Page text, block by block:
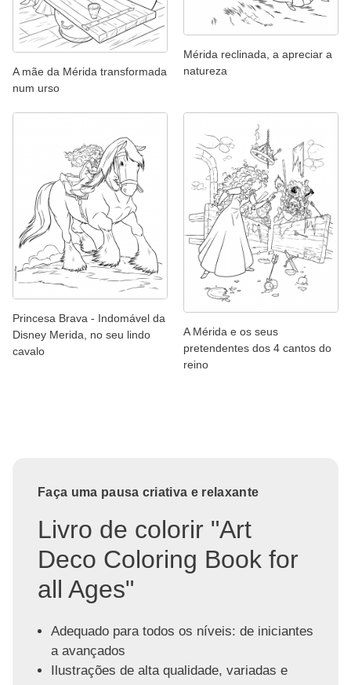
A mãe da Mérida transformada
num urso
Mérida reclinada, a apreciar a
natureza
Princesa Brava - Indomável da
Disney Merida, no seu lindo
cavalo
A Mérida e os seus
pretendentes dos 4 cantos do
reino
Faça uma pausa criativa e relaxante
Livro de colorir "Art
Deco Coloring Book for
all Ages"
Adequado para todos os níveis: de iniciantes
a avançados
Ilustrações de alta qualidade, variadas e